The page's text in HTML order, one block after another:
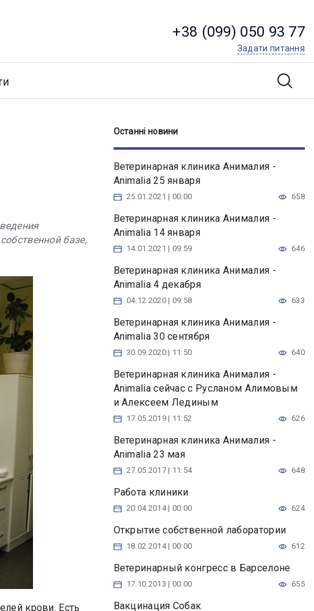
+38 (099) 050 93 77
Задати питання
базе,
крови. Есть
Останні новини
Ветеринарная клиника Анималия -
Animalia 25 января
25.01.2021 | 00:00 658
Ветеринарная клиника Анималия -
Animalia 14 января
14.01.2021 | 09:59 646
Ветеринарная клиника Анималия -
Animalia 4 декабря
04.12.2020 | 09:58 633
Ветеринарная клиника Анималия -
Animalia 30 сентября
30.09.2020 | 11:50 640
Ветеринарная клиника Анималия -
Animalia сейчас с Русланом Алимовым
и Алексеем Лединым
17.05.2019 | 11:52 626
Ветеринарная клиника Анималия -
Animalia 23 мая
27.05.2017 | 11:54 648
Работа клиники
20.04.2014 | 00:00 624
Открытие собственной лаборатории
18.02.2014 | 00:00 612
Ветеринарный конгресс в Барселоне
17.10.2013 | 00:00 655
Вакцинация Собак